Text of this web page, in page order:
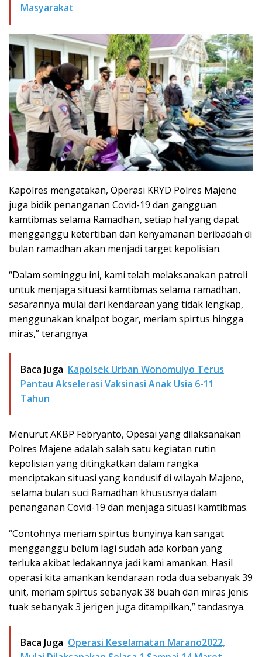
Masyarakat
Kapolres mengatakan, Operasi KRYD Polres Majene
juga bidik penanganan Covid-19 dan gangguan
kamtibmas selama Ramadhan, setiap hal yang dapat
mengganggu ketertiban dan kenyamanan beribadah di
bulan ramadhan akan menjadi target kepolisian.
“Dalam seminggu ini, kami telah melaksanakan patroli
untuk menjaga situasi kamtibmas selama ramadhan,
sasarannya mulai dari kendaraan yang tidak lengkap,
menggunakan knalpot bogar, meriam spirtus hingga
miras,” terangnya.
Baca Juga Kapolsek Urban Wonomulyo Terus
Pantau Akselerasi Vaksinasi Anak Usia 6-11
Tahun
Menurut AKBP Febryanto, Opesai yang dilaksanakan
Polres Majene adalah salah satu kegiatan rutin
kepolisian yang ditingkatkan dalam rangka
menciptakan situasi yang kondusif di wilayah Majene,
selama bulan suci Ramadhan khususnya dalam
penanganan Covid-19 dan menjaga situasi kamtibmas.
“Contohnya meriam spirtus bunyinya kan sangat
mengganggu belum lagi sudah ada korban yang
terluka akibat ledakannya jadi kami amankan. Hasil
operasi kita amankan kendaraan roda dua sebanyak 39
unit, meriam spirtus sebanyak 38 buah dan miras jenis
tuak sebanyak 3 jerigen juga ditampilkan,” tandasnya.
Baca Juga Operasi Keselamatan Marano2022,